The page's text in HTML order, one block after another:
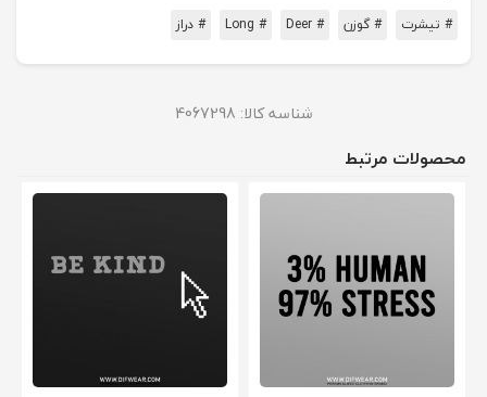
# تیشرت # گوزن # Deer
# Long # دراز
شناسه کالا: 4067298
محصولات مرتبط